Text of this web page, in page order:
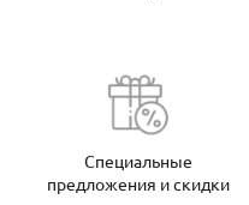
Специальные
предложения и скидки